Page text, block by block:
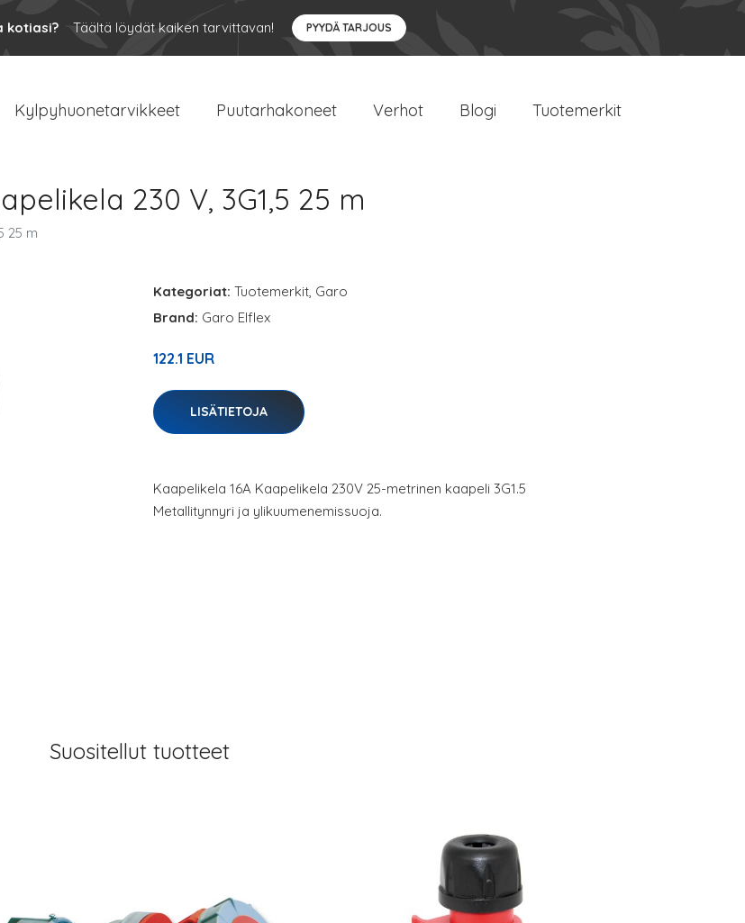
kotiasi? Täältä löydät kaiken tarvittavan! PYYDÄ TARJOUS
Kylpyhuonetarvikkeet Puutarhakoneet Verhot Blogi Tuotemerkit
230 V, 3G1,5 25 m
25 m
Kategoriat: Tuotemerkit, Garo
Brand: Garo Elflex
122.1 EUR
LISÄTIETOJA
Kaapelikela 16A Kaapelikela 230V 25-metrinen kaapeli 3G1.5
Metallitynnyri ja ylikuumenemissuoja.
Suositellut tuotteet